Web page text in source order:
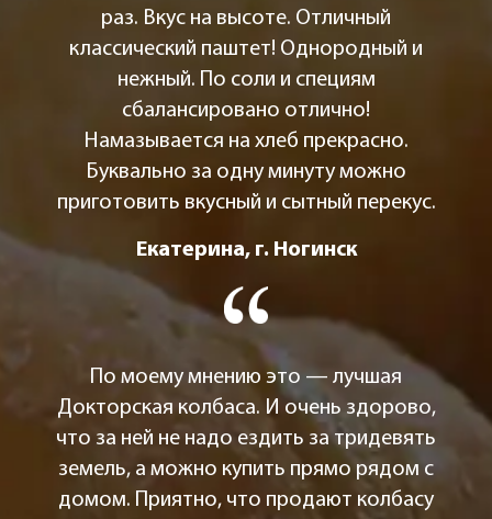
раз. Вкус на высоте. Отличный
классический паштет! Однородный и
нежный. По соли и специям
сбалансировано отлично!
Намазывается на хлеб прекрасно.
Буквально за одну минуту можно
приготовить вкусный и сытный перекус.
Екатерина, г. Ногинск
По моему мнению это — лучшая
Докторская колбаса. И очень здорово,
что за ней не надо ездить за тридевять
земель, а можно купить прямо рядом с
домом. Приятно, что продают колбасу